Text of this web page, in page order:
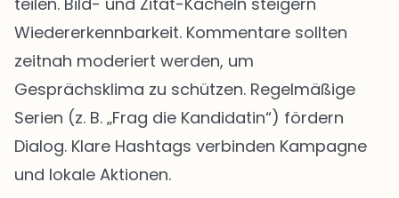
Wiedererkennbarkeit. Kommentare sollten
zeitnah moderiert werden, um
Gesprächsklima zu schützen. Regelmäßige
Serien (z. B. „Frag die Kandidatin“) fördern
Dialog. Klare Hashtags verbinden Kampagne
und lokale Aktionen.